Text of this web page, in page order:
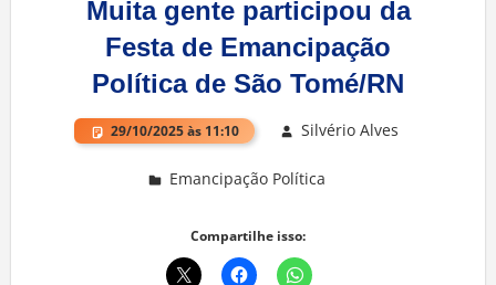
Muita gente participou da
Festa de Emancipação
Política de São Tomé/RN
29/10/2025 às 11:10 Silvério Alves
Emancipação Política
Compartilhe isso: